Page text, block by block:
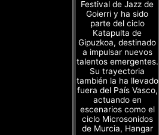
Festival de Jazz de
Goierri y ha sido
parte del ciclo
Katapulta de
Gipuzkoa, destinado
a impulsar nuevos
talentos emergentes.
Su trayectoria
también la ha llevado
fuera del País Vasco,
actuando en
escenarios como el
ciclo Microsonidos
de Murcia, Hangar